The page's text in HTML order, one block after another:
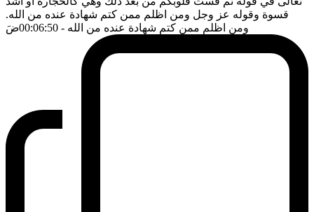
قسوة وقوله عز وجل ومن اظلم ممن كتم شهادة عنده من الله.
ومن اظلم ممن كتم شهادة عنده من الله - 00:06:50 ضَ